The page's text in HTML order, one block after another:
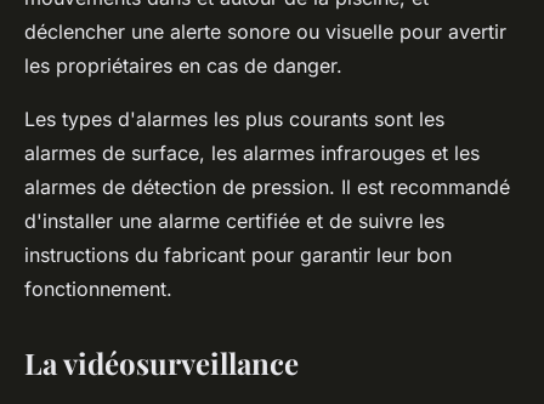
déclencher une alerte sonore ou visuelle pour avertir
les propriétaires en cas de danger.
Les types d'alarmes les plus courants sont les
alarmes de surface, les alarmes infrarouges et les
alarmes de détection de pression. Il est recommandé
d'installer une alarme certifiée et de suivre les
instructions du fabricant pour garantir leur bon
fonctionnement.
La vidéosurveillance